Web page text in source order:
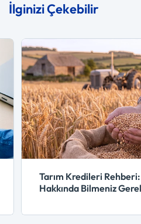
İlginizi Çekebilir
Tarım Kredileri
Hakkında Bilmeniz